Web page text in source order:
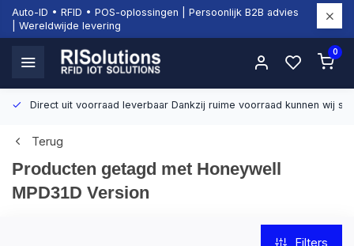
Auto-ID • RFID • POS-oplossingen | Persoonlijk B2B advies
| Wereldwijde levering
0
Direct uit voorraad leverbaar Dankzij ruime voorraad kunnen wij
Terug
Producten getagd met Honeywell
MPD31D Version
Filters